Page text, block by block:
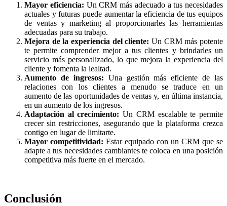
Mayor eficiencia: Un CRM más adecuado a tus necesidades
actuales y futuras puede aumentar la eficiencia de tus equipos
de ventas y marketing al proporcionarles las herramientas
adecuadas para su trabajo.
Mejora de la experiencia del cliente: Un CRM más potente
te permite comprender mejor a tus clientes y brindarles un
servicio más personalizado, lo que mejora la experiencia del
cliente y fomenta la lealtad.
Aumento de ingresos: Una gestión más eficiente de las
relaciones con los clientes a menudo se traduce en un
aumento de las oportunidades de ventas y, en última instancia,
en un aumento de los ingresos.
Adaptación al crecimiento:Un CRM escalable te permite
crecer sin restricciones, asegurando que la plataforma crezca
contigo en lugar de limitarte.
Mayor competitividad: Estar equipado con un CRM que se
adapte a tus necesidades cambiantes te coloca en una posición
competitiva más fuerte en el mercado.
Conclusión